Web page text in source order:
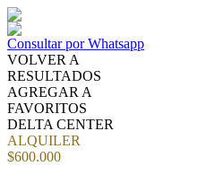
Consultar por Whatsapp
VOLVER A
RESULTADOS
AGREGAR A
FAVORITOS
DELTA CENTER
ALQUILER
$600.000